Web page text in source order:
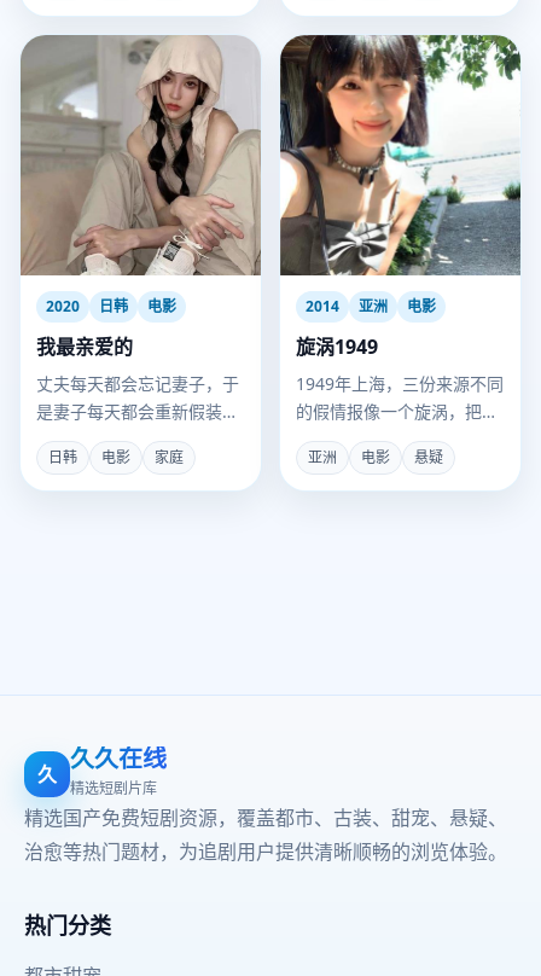
2020 日韩 电影
我最亲爱的
丈夫每天都会忘记妻子，于
是妻子每天都会重新假装成
陌生人，与他“初遇”。
日韩 电影 家庭
2014 亚洲 电影
旋涡1949
1949年上海，三份来源不同
的假情报像一个旋涡，把一
个报童卷入国共日伪四方的
致命谜局。
亚洲 电影 悬疑
久 久久在线
精选短剧片库
精选国产免费短剧资源，覆盖都市、古装、甜宠、悬疑、
治愈等热门题材，为追剧用户提供清晰顺畅的浏览体验。
热门分类